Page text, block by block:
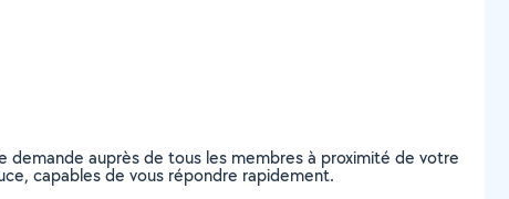
demande auprès de tous les membres à proximité de votre
capables de vous répondre rapidement.